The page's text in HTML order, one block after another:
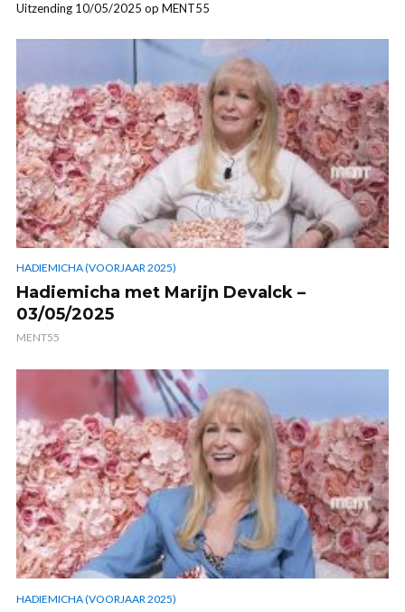
Uitzending 10/05/2025 op MENT55
HADIEMICHA (VOORJAAR 2025)
Hadiemicha met Marijn Devalck –
03/05/2025
MENT55
HADIEMICHA (VOORJAAR 2025)